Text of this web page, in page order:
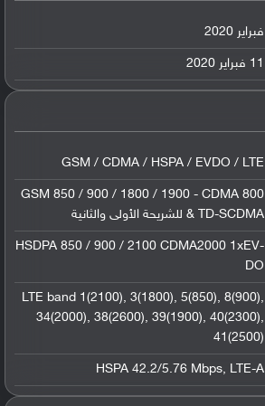
البطارية:
ليثيوم بوليمر سعة 4500 مللي أمبير, غير ق...
فبراير 2020
11 فبراير 2020
GSM / CDMA / HSPA / EVDO / LTE
GSM 850 / 900 / 1800 / 1900 - CDMA 800
& TD-SCDMA للشريحة الأولى والثانية
HSDPA 850 / 900 / 2100 CDMA2000 1xEV-
DO
LTE band 1(2100), 3(1800), 5(850), 8(900),
34(2000), 38(2600), 39(1900), 40(2300),
41(2500)
HSPA 42.2/5.76 Mbps, LTE-A